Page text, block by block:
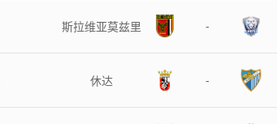
斯拉维亚莫兹里 -
休达 -